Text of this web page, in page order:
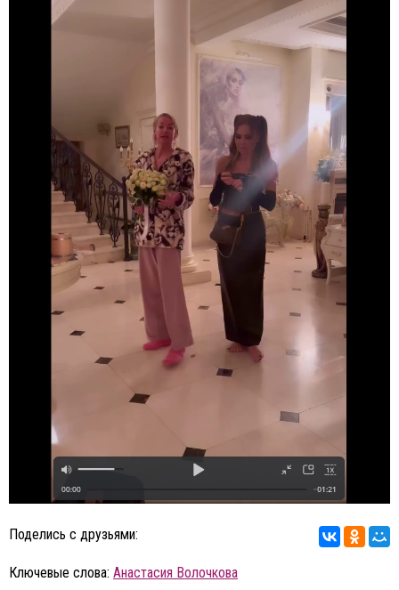
Поделись с друзьями:
Ключевые слова: Анастасия Волочкова